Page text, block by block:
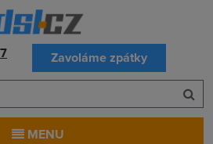
Zavoláme zpátky
MENU